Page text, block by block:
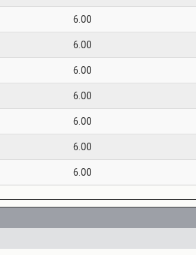
6.00
6.00
6.00
6.00
6.00
6.00
6.00